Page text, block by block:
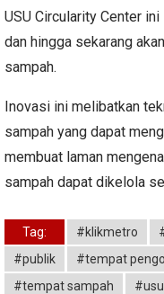
USU Circularity Center
dan hingga sekarang
sampah.
Inovasi ini melibatkan
sampah yang dapat
membuat laman
sampah dapat dikelola
Tag: #klikmetro
#publik
#tempat
#tempat sampah
#usu